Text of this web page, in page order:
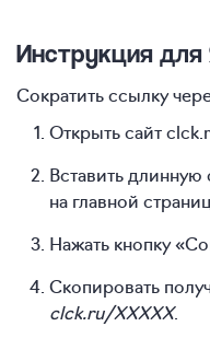
Инструкция
Сократить ссылку
Открыть сайт
Вставить
на главной
Нажать кнопку
Скопировать
clck.ru/XXXXX.